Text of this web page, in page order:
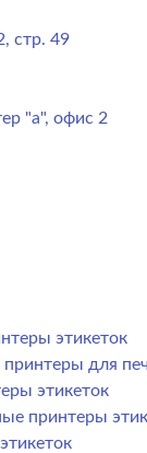
стр. 49
"a", офис 2
этикеток
для
этикеток
принтеры